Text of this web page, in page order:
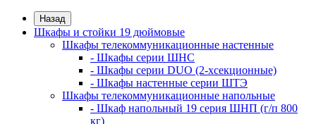
Назад
Шкафы и стойки 19 дюймовые
Шкафы телекоммуникационные настенные
- Шкафы серии ШНС
- Шкафы серии DUO (2-хсекционные)
- Шкафы настенные серии ШТЭ
Шкафы телекоммуникационные напольные
- Шкаф напольный 19 серия ШНП (г/п 800
кг)